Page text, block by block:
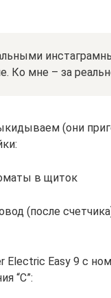
Ко мне – за
(они
в щиток
(после
Electric Easy 9 с
“С”: